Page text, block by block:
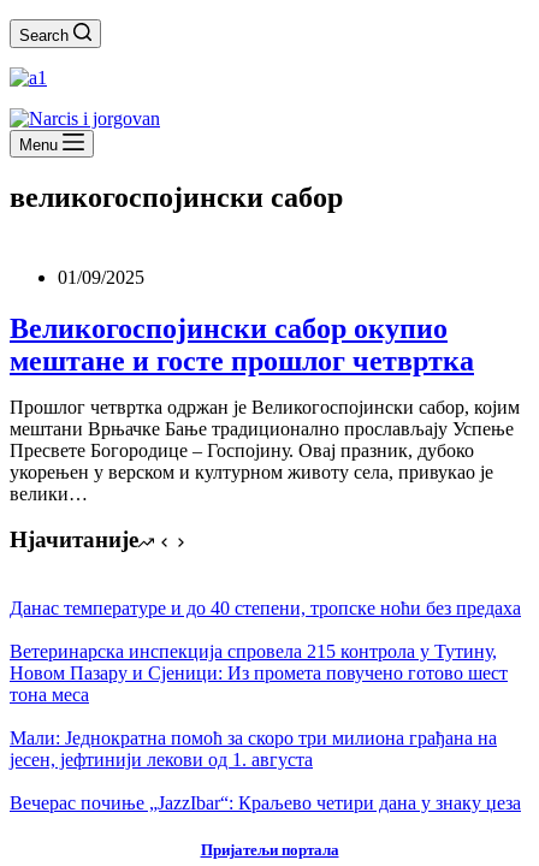
Search
Menu
великогоспојински сабор
01/09/2025
Великогоспојински сабор окупио
мештане и госте прошлог четвртка
Прошлог четвртка одржан је Великогоспојински сабор, којим
мештани Врњачке Бање традиционално прослављају Успење
Пресвете Богородице – Госпојину. Овај празник, дубоко
укорењен у верском и културном животу села, привукао је
велики…
Нјачитаније
Данас температуре и до 40 степени, тропске ноћи без предаха
Ветеринарска инспекција спровела 215 контрола у Тутину,
Новом Пазару и Сјеници: Из промета повучено готово шест
тона меса
Мали: Једнократна помоћ за скоро три милиона грађана на
јесен, јефтинији лекови од 1. августа
Вечерас почиње „JazzIbar“: Краљево четири дана у знаку џеза
Пријатељи портала